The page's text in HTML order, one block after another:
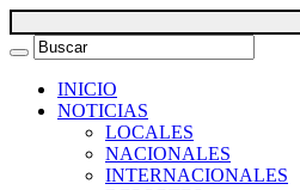
INICIO
NOTICIAS
LOCALES
NACIONALES
INTERNACIONALES